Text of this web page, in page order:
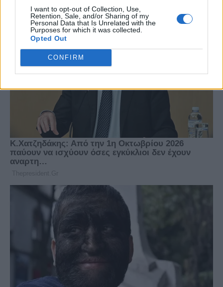
I want to opt-out of Collection, Use,
Retention, Sale, and/or Sharing of my
Personal Data that Is Unrelated with the
Purposes for which it was collected.
Opted Out
CONFIRM